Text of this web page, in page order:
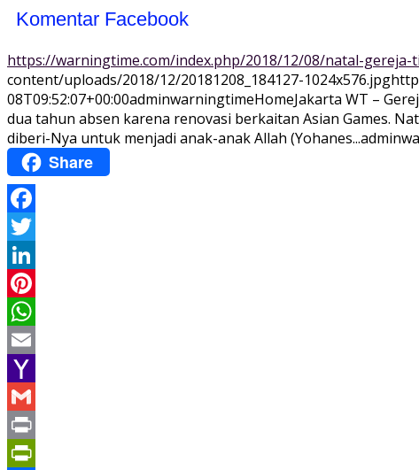
Komentar Facebook
https://warningtime.com/index.php/2018/12/08/natal-
content/uploads/2018/12/20181208_184127-1024x576.jpg
08T09:52:07+00:00adminwarningtimeHomeJakarta WT –
dua tahun absen karena renovasi berkaitan Asian Games.
diberi-Nya untuk menjadi anak-anak Allah (Yohanes...
Share
Facebook
Twitter
LinkedIn
Pinterest
WhatsApp
Email
Yahoo
Mail
Gmail
Print